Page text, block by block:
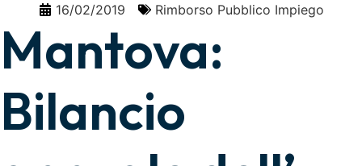
16/02/2019 Rimborso Pubblico Impiego
Mantova:
Bilancio